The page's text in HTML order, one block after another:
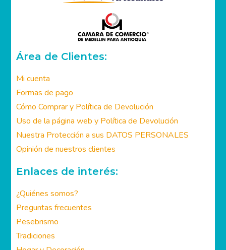
Mi cuenta
Formas de pago
Cómo Comprar y Política de Devolución
Uso de la página web y Política de Devolución
Nuestra Protección a sus DATOS PERSONALES
Opinión de nuestros clientes
Enlaces de interés:
¿Quiénes somos?
Preguntas frecuentes
Pesebrismo